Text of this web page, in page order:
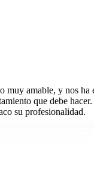
muy amable, y nos
que debe
su profesionalidad.